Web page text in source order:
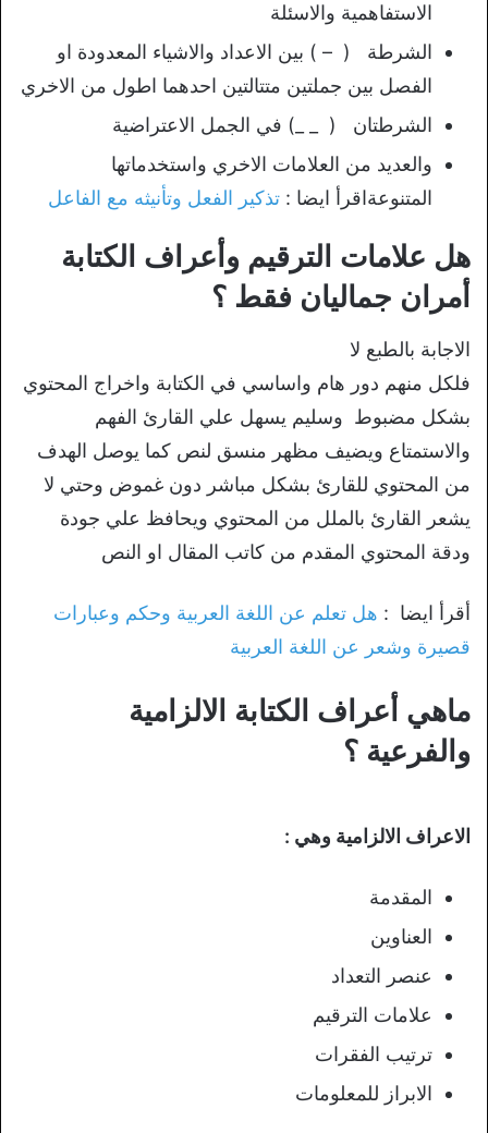
الاستفاهمية والاسئلة
الشرطة ( – ) بين الاعداد والاشياء المعدودة او
الفصل بين جملتين متتالتين احدهما اطول من الاخري
الشرطتان ( _ _) في الجمل الاعتراضية
والعديد من العلامات الاخري واستخدماتها
المتنوعةاقرأ ايضا : تذكير الفعل وتأنيثه مع الفاعل
هل علامات الترقيم وأعراف الكتابة
أمران جماليان فقط ؟
الاجابة بالطبع لا
فلكل منهم دور هام واساسي في الكتابة واخراج المحتوي
بشكل مضبوط وسليم يسهل علي القارئ الفهم
والاستمتاع ويضيف مظهر منسق لنص كما يوصل الهدف
من المحتوي للقارئ بشكل مباشر دون غموض وحتي لا
يشعر القارئ بالملل من المحتوي ويحافظ علي جودة
ودقة المحتوي المقدم من كاتب المقال او النص
أقرأ ايضا : هل تعلم عن اللغة العربية وحكم وعبارات
قصيرة وشعر عن اللغة العربية
ماهي أعراف الكتابة الالزامية
والفرعية ؟
الاعراف الالزامية وهي :
المقدمة
العناوين
عنصر التعداد
علامات الترقيم
ترتيب الفقرات
الابراز للمعلومات